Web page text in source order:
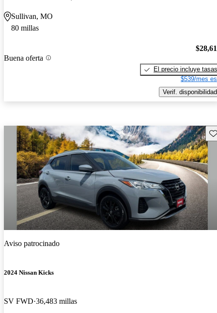
Sullivan, MO
80 millas
Buena oferta
El precio incluye tasas
$539/mes
Verif. disponibilidad
Aviso patrocinado
2024 Nissan Kicks
SV FWD 36,483 millas